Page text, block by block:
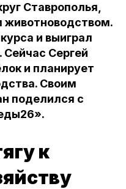
Ставрополья,
животноводством.
и выиграл
Сейчас Сергей
и планирует
Своим
поделился с
к